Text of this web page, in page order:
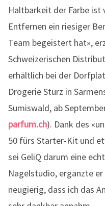
Haltbarkeit der Farbe ist
Entfernen ein riesiger
Team begeistert hat»,
Schweizerischen
erhältlich bei der
Drogerie Sturz in
Sumiswald, ab
parfum.ch). Dank des
50 fürs Starter-Kit und
sei GeliQ darum eine
Nagelstudio, ergänzte
neugierig, dass ich das